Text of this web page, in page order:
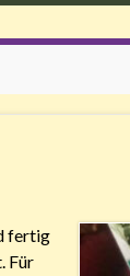
fertig
Für